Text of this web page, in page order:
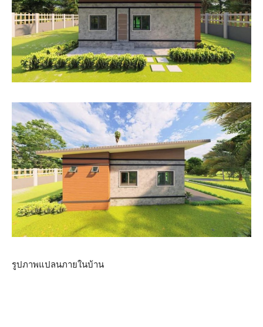
รูปภาพแปลนภายในบ้าน